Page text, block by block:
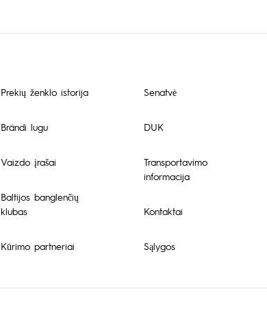
Prekių ženklo istorija
Brändi lugu
Vaizdo įrašai
Baltijos banglenčių
klubas
Kūrimo partneriai
Senatvė
DUK
Transportavimo
informacija
Kontaktai
Sąlygos